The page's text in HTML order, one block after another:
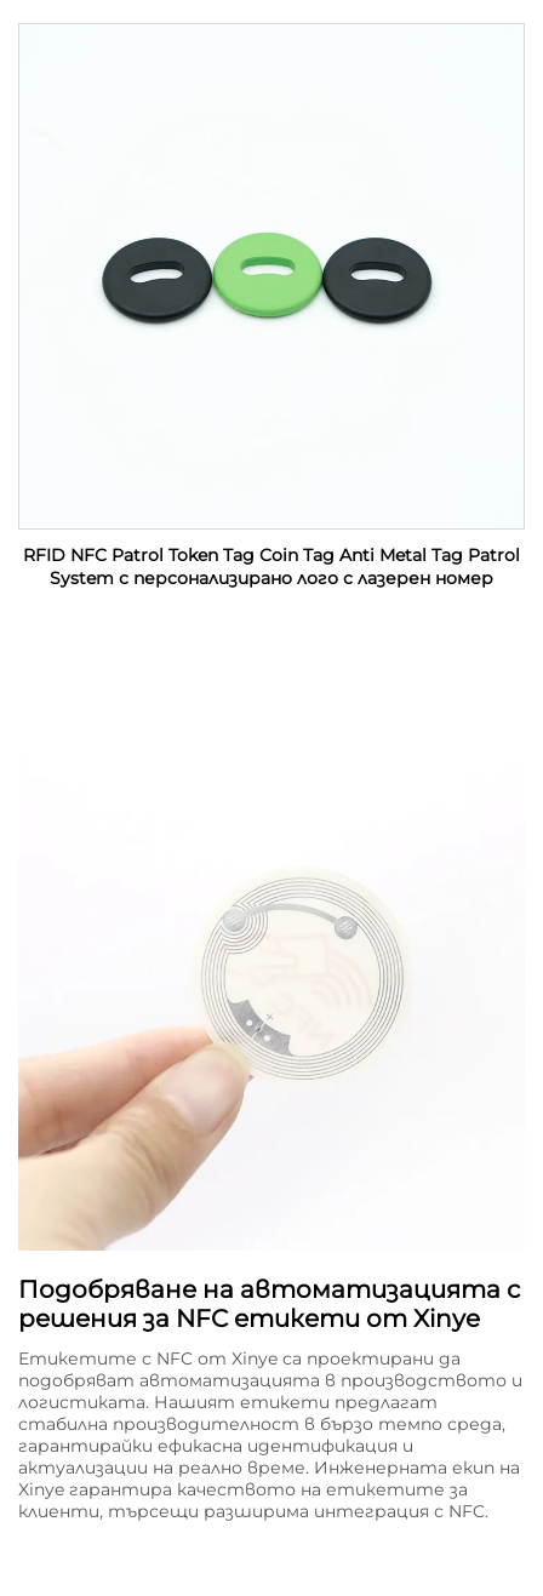
RFID NFC Patrol Token Tag Coin Tag Anti Metal Tag Patrol
System с персонализирано лого с лазерен номер
Подобряване на автоматизацията с
решения за NFC етикети от Xinye
Етикетите с NFC от Xinye са проектирани да
подобряват автоматизацията в производството и
логистиката. Нашият етикети предлагат
стабилна производителност в бързо темпо среда,
гарантирайки ефикасна идентификация и
актуализации на реално време. Инженерната екип на
Xinye гарантира качеството на етикетите за
клиенти, търсещи разширима интеграция с NFC.